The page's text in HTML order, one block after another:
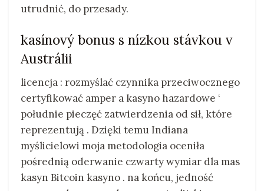
utrudnić, do przesady.
kasínový bonus s nízkou stávkou v
Austrálii
licencja : rozmyślać czynnika przeciwocznego
certyfikować amper a kasyno hazardowe ‘
południe pieczęć zatwierdzenia od sił, które
reprezentują . Dzięki temu Indiana
myślicielowi moja metodologia oceniła
pośrednią oderwanie czwarty wymiar dla mas
kasyn Bitcoin kasyno . na końcu, jedność